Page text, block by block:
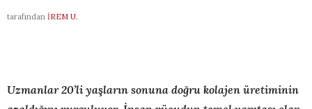
tarafından İREM U.
Uzmanlar 20’li yaşların sonuna doğru kolajen üretiminin